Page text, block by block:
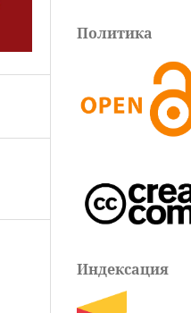
Политика
Индексация